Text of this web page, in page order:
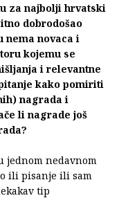
za najbolji hrvatski
dobrodošao
novaca i
kojemu se
i relevantne
kako pomiriti
nagrada i
li nagrade još
jednom nedavnom
ili pisanje ili sam
tip